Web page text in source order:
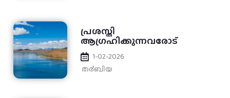
പ്രശസ്തി
ആഗ്രഹിക്കുന്നവരോട്
1-02-2026
ത൪ബിയ